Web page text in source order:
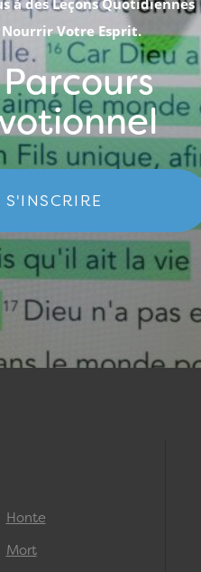
à des Leçons Quotidiennes
Nourrir Votre Esprit.
S'INSCRIRE
Honte
Mort